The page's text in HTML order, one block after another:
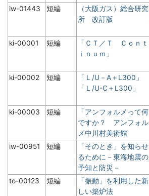
iw-01443 短編
（大阪ガス）総合研究
所 改訂版
ki-00001 短編
「ＣＴ／Ｔ Ｃｏｎｔ
ｉｎｕｍ」
ki-00002 短編
「Ｌ/U－A＋L300」
「Ｌ/U-C＋L300」
ki-00003 短編
「アンフォルメって何
ですか？ アンフォル
メ中川村美術館
iw-00951 短編
「そのとき」を知らせ
るために－東海地震の
予知と防災－
to-00123 短編
「振動」を利用した新
しい築炉法